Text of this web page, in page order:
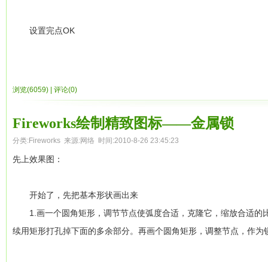
是用图像来制作的，所以必须要切片，但是由于所有文本前方的箭
4. 同样的道理，在这个效果图中，有很多的圆角效果，但是在切
如图所示。
切片圆角图像
图，而在这个窗口的右侧，则是优化以后的图像。在这个窗口的下
和下载时间等信息。
设置完点OK
不急，魔术棒里有个属性叫“容差”。 “容差”表示用魔术棒单击一个
并单击一个象素，则仅选择色调完全相同的相邻象素。如果输入 65
吧，如果有不明白的多试下就知道了，也可以适当的用Edge属性修
Edge又称边缘 它有如下三种属性：
Anti-Alias“消除锯齿”防止选取框中出现锯齿边缘。
Feather“羽化”使您可以柔化象素选区的边缘。
后面分别是它们属性的值， 如上图。
浏览(6059) 评论(0)
Fireworks绘制精致图标——金属锁
分类:Fireworks 来源:网络 时间:2010-8-26 23:45:23
先上效果图：
开始了，先把基本形状画出来
1.画一个圆角矩形，调节节点使弧度合适，克隆它，缩放合适的
续用矩形打孔掉下面的多余部分。再画个圆角矩形，调整节点，作为